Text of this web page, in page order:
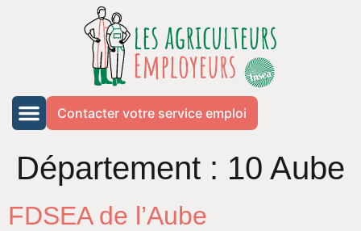
Contacter votre service emploi
Département : 10 Aube
FDSEA de l’Aube